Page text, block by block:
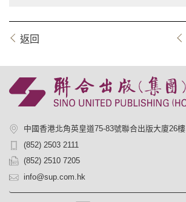
返回
中國香港北角英皇道75-83號聯合出版大廈26樓
(852) 2503 2111
(852) 2510 7205
info@sup.com.hk